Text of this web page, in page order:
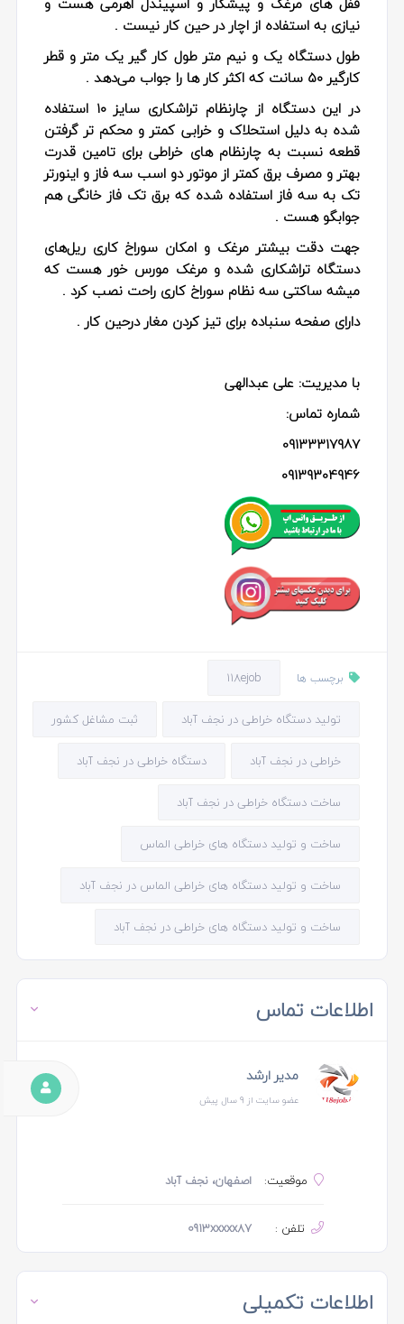
نیازی به استفاده از اچار در حین کار نیست .
طول دستگاه یک و نیم متر طول کار گیر یک متر و قطر
کارگیر ۵۰ سانت که اکثر کار ها را جواب می‌دهد .
در این دستگاه از چارنظام تراشکاری سایز ۱۰ استفاده
شده به دلیل استحلاک و خرابی کمتر و محکم تر گرفتن
قطعه نسبت به چارنظام های خراطی برای تامین قدرت
بهتر و مصرف برق کمتر از موتور دو اسب سه فاز و اینورتر
تک به سه فاز استفاده شده که برق تک فاز خانگی هم
جوابگو هست .
جهت دقت بیشتر مرغک و امکان سوراخ کاری ریل‌های
دستگاه تراشکاری شده و مرغک مورس خور هست که
میشه ساکتی سه نظام سوراخ کاری راحت نصب کرد .
دارای صفحه سنباده برای تیز کردن مغار درحین کار .
با مدیریت: علی عبدالهی
شماره تماس:
09133317987
09139304946
برچسب ها 118ejob
تولید دستگاه خراطی در نجف آباد ثبت مشاغل کشور
خراطی در نجف آباد دستگاه خراطی در نجف آباد
ساخت دستگاه خراطی در نجف آباد
ساخت و تولید دستگاه های خراطی الماس
ساخت و تولید دستگاه های خراطی الماس در نجف آباد
ساخت و تولید دستگاه های خراطی در نجف آباد
اطلاعات تماس
مدیر ارشد
عضو سایت از 9 سال پیش
موقعیت: اصفهان، نجف آباد
تلفن : 0913xxxxx87
اطلاعات تکمیلی